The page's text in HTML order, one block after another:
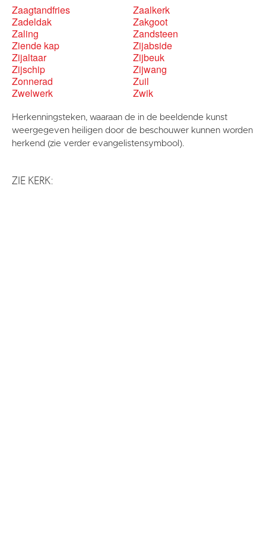
Zaagtandfries
Zaalkerk
Zadeldak
Zakgoot
Zaling
Zandsteen
Ziende kap
Zijabside
Zijaltaar
Zijbeuk
Zijschip
Zijwang
Zonnerad
Zuil
Zwelwerk
Zwik
Herkenningsteken, waaraan de in de beeldende kunst
weergegeven heiligen door de beschouwer kunnen worden
herkend (zie verder evangelistensymbool).
ZIE KERK: